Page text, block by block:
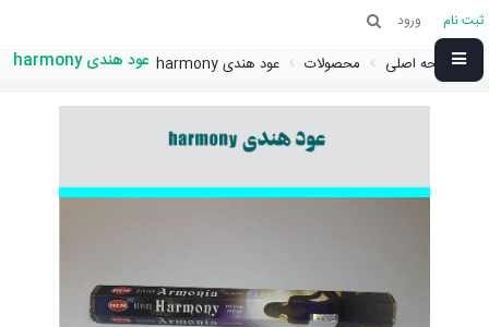
ثبت نام ورود
صفحه اصلی محصولات عود هندی harmony عود هندی harmony